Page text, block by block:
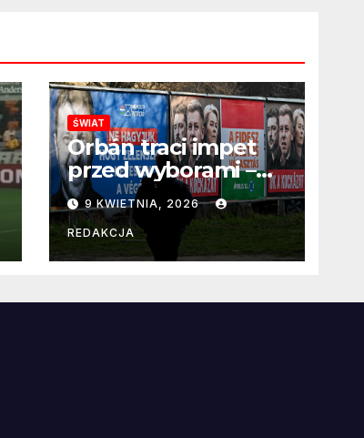
ŚWIAT
Orbán traci impet
przed wyborami –
węgierska
propaganda
przestaje
przekonywać
9 KWIETNIA, 2026
REDAKCJA